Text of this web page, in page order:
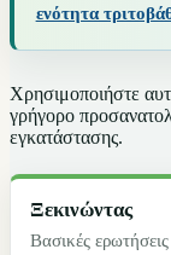
ενότητα
Χρησιμοποιήστε
γρήγορο
εγκατάστασης.
Ξεκινώντας
Βασικές